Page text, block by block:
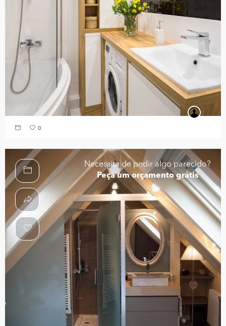
0
Necessita de pedir algo parecido?
Peça um orçamento grátis